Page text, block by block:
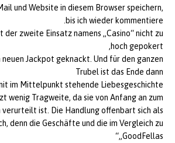
und Website in diesem Browser speichern,
bis ich wieder kommentiere.
der zweite Einsatz namens „Casino“ nicht zu
hoch gepokert,
Jackpot geknackt. Und für den ganzen
Trubel ist das Ende dann
im Mittelpunkt stehende Liebesgeschichte
wenig Tragweite, da sie von Anfang an zum
verurteilt ist. Die Handlung offenbart sich als
denn die Geschäfte und die im Vergleich zu
„GoodFellas“